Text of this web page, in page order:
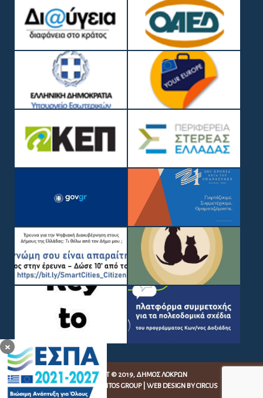
×
COPYRIGHT © 2019, ΔΉΜΟΣ ΛΟΚΡΏΝ
WEB DEVELOPMENT BY
EGRITOS GROUP| WEB DESIGN BY CIRCUS